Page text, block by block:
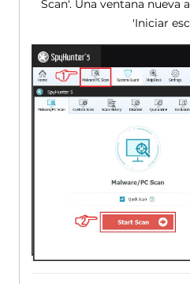
Scan'. Una ventana nueva
'Iniciar